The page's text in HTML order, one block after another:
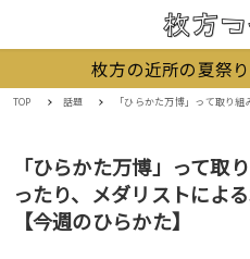
枚方の近所の夏祭
TOP 話題 「ひらかた万博」って取り組みが実施される予定
「ひらかた万博」って取
ったり、メダリストによ
【今週のひらかた】